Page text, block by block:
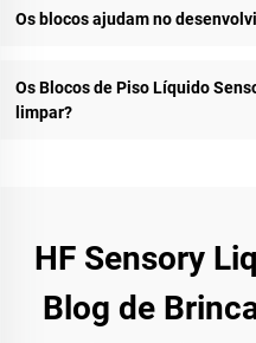
Os blocos ajudam no
Os Blocos de Piso Líquido
limpar?
HF Sensory
Blog de